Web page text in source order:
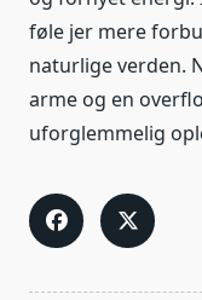
føle jer mere
naturlige verden.
arme og en
uforglemmelig